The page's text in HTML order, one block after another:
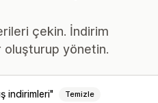
çekin. İndirim
oluşturup yönetin.
indirimleri Temizle